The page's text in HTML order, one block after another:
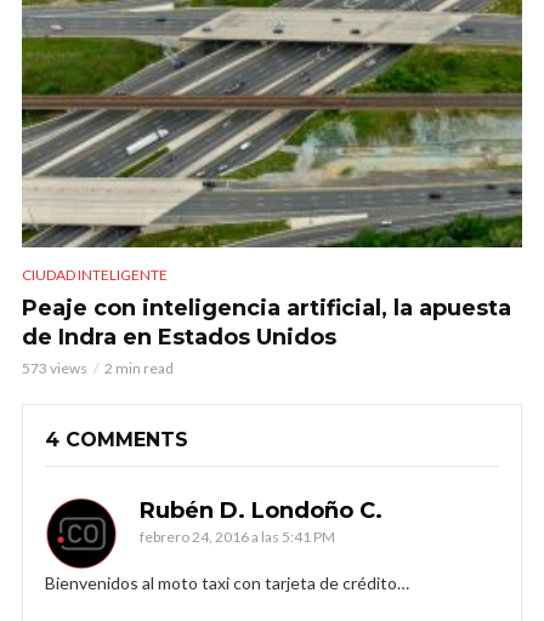
CIUDAD INTELIGENTE
Peaje con inteligencia artificial, la apuesta
de Indra en Estados Unidos
573 views 2 min read
4 COMMENTS
Rubén D. Londoño C.
febrero 24, 2016 a las 5:41 PM
Bienvenidos al moto taxi con tarjeta de crédito…